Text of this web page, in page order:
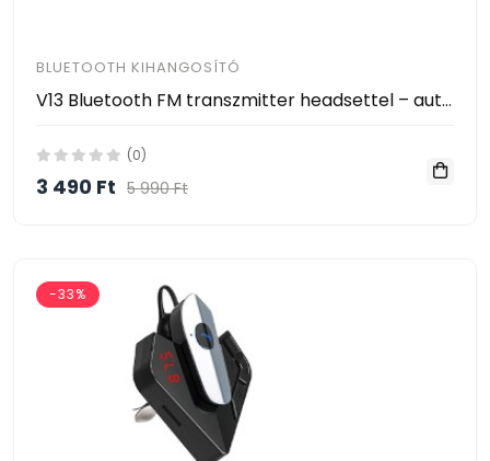
BLUETOOTH KIHANGOSÍTÓ
V13 Bluetooth FM transzmitter headsettel – autós kihangosító, zenelejátszó, 2 db USB
(0)
3 490 Ft 5 990 Ft
-33%